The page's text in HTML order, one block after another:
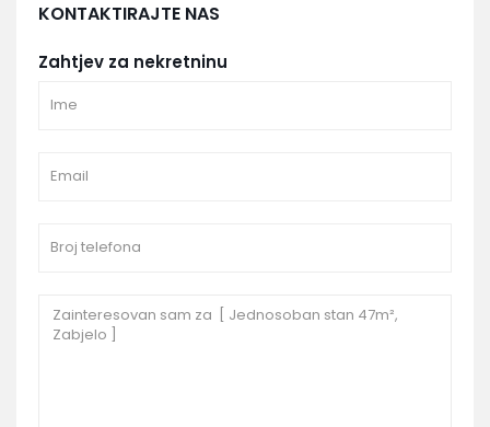
KONTAKTIRAJTE NAS
Zahtjev za nekretninu